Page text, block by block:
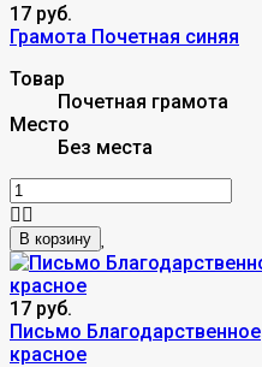
17 руб.
Грамота Почетная синяя
Товар
Почетная грамота
Место
Без места
В корзину
17 руб.
Письмо Благодарственное
красное